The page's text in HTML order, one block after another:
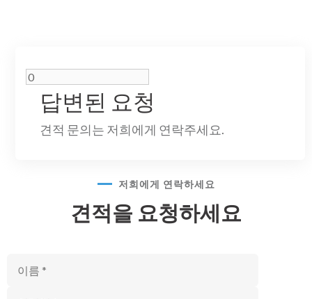
답변된 요청
견적 문의는 저희에게 연락주세요.
저희에게 연락하세요
견적을 요청하세요